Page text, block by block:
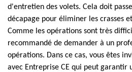
d'entretien des volets. Cela doit
décapage pour éliminer les crasses
Comme les opérations sont très
recommandé de demander à un
opérations. Dans ce cas, vous êtes
avec Entreprise CE qui peut garantir